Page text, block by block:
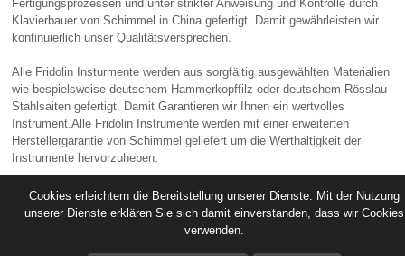
Fertigungsprozessen und unter strikter Anweisung und Kontrolle durch
Klavierbauer von Schimmel in China gefertigt. Damit gewährleisten wir
kontinuierlich unser Qualitätsversprechen.
Alle Fridolin Insturmente werden aus sorgfältig ausgewählten Materialien
wie bespielsweise deutschem Hammerkopffilz oder deutschem Rösslau
Stahlsaiten gefertigt. Damit Garantieren wir Ihnen ein wertvolles
Instrument.Alle Fridolin Instrumente werden mit einer erweiterten
Herstellergarantie von Schimmel geliefert um die Werthaltigkeit der
Instrumente hervorzuheben.
Fridolin Instrumente sind eine sinnvolle Entscheidung.
Cookies erleichtern die Bereitstellung unserer Dienste. Mit der Nutzung
unserer Dienste erklären Sie sich damit einverstanden, dass wir Cookies
verwenden.